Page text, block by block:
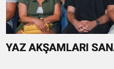
YAZ AKŞAMLARI